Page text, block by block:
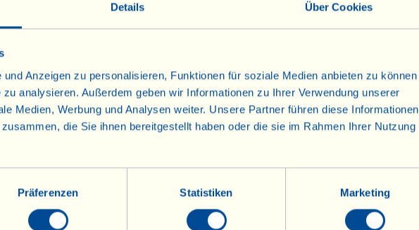
Details Über Cookies
Anzeigen zu personalisieren, Funktionen für soziale Medien anbieten zu können
analysieren. Außerdem geben wir Informationen zu Ihrer Verwendung unserer
Medien, Werbung und Analysen weiter. Unsere Partner führen diese Informationen
die Sie ihnen bereitgestellt haben oder die sie im Rahmen Ihrer Nutzung
Präferenzen Statistiken Marketing
13° 30' 42.579"